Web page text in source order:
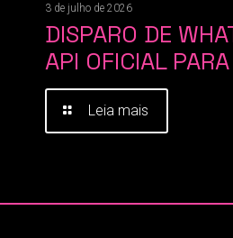
3 de julho de 2026
DISPARO DE
API OFICIAL
Leia mais